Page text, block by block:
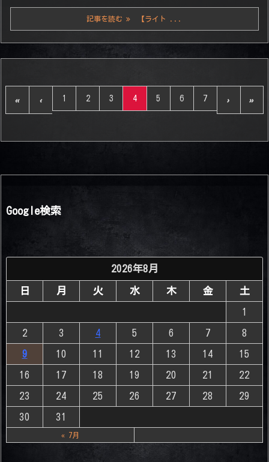
記事を読む 【ライト ...
« ‹ 1 2 3 4 5 6 7 › »
Google検索
2026年8月
日 月 火 水 木 金 土
1
2 3 4 5 6 7 8
9 10 11 12 13 14 15
16 17 18 19 20 21 22
23 24 25 26 27 28 29
30 31
« 7月